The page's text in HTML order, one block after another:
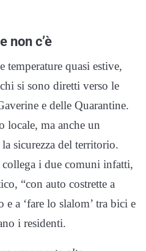
non c’è
quasi estive,
si sono diretti verso le
e delle Quarantine.
locale, ma anche un
sicurezza del territorio.
i due comuni infatti,
“con auto costrette a
e a ‘fare lo slalom’ tra bici e
i residenti.